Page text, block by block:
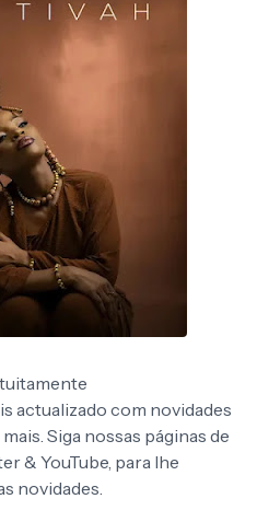
actualizado com novidades
Siga nossas páginas de
& YouTube, para lhe
novidades.